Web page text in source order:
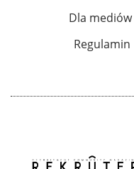
Dla mediów
Regulamin